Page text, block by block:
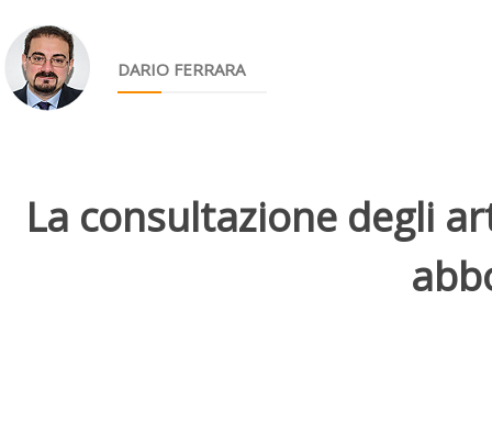
DARIO FERRARA
La consultazione degli